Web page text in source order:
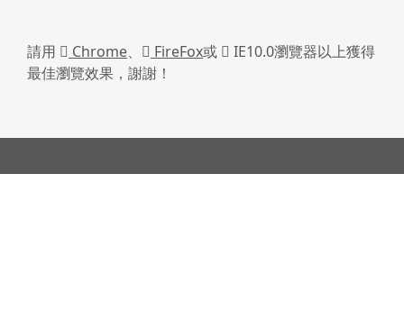
請用 Chrome、 FireFox或
IE10.0瀏覽器以上獲得
最佳瀏覽效果，謝謝！